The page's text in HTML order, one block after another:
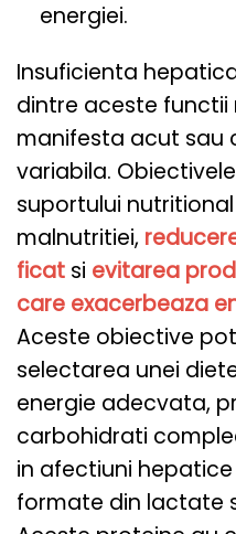
energiei.
Insuficienta
dintre aceste functii
manifesta acut sau
variabila.
suportului
malnutritiei,
ficat si evitarea
care exacerbeaza
Aceste obiective
selectarea unei
energie adecvata,
carbohidrati
in afectiuni
formate din lactate